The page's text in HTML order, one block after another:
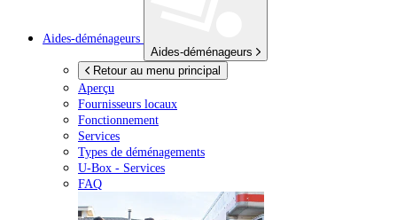
Aides-déménageurs
Aides-déménageurs
Retour au menu principal
Aperçu
Fournisseurs locaux
Fonctionnement
Services
Types de déménagements
U-Box - Services
FAQ